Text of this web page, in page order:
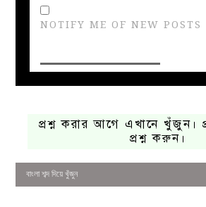
NOTIFY ME OF NEW POSTS
প্রশ্ন করার আগে এখানে খুঁজুন।
প্রশ্ন করুন।